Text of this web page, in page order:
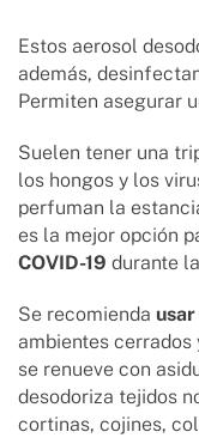
Estos aerosol
además,
Permiten asegurar
Suelen tener una
los hongos y los
perfuman la
es la mejor opción
COVID-19 durante
Se recomienda
ambientes cerrados
se renueve con
desodoriza tejidos
cortinas, cojines,